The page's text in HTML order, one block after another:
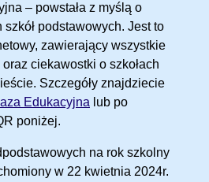
– powstała z myślą o
podstawowych. Jest to
zawierający wszystkie
ciekawostki o szkołach
Szczegóły znajdziecie
Edukacyjna lub po
poniżej.
na rok szkolny
w 22 kwietnia 2024r.